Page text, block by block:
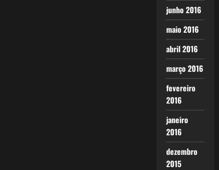
junho 2016
maio 2016
abril 2016
março 2016
fevereiro
2016
janeiro
2016
dezembro
2015